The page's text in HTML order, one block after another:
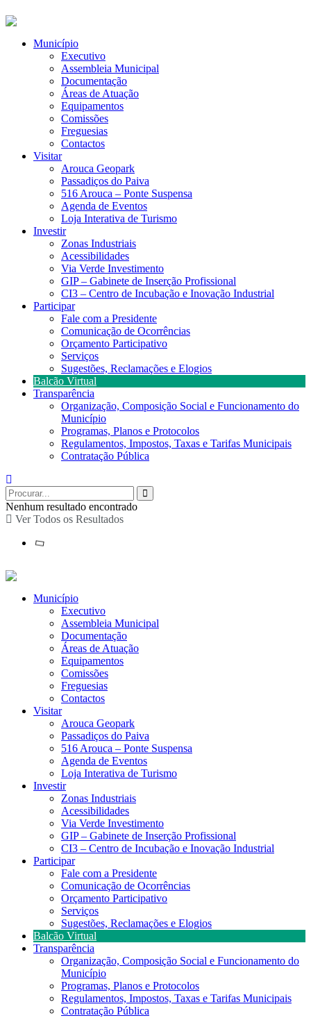
Município
Executivo
Assembleia Municipal
Documentação
Áreas de Atuação
Equipamentos
Comissões
Freguesias
Contactos
Visitar
Arouca Geopark
Passadiços do Paiva
516 Arouca – Ponte Suspensa
Agenda de Eventos
Loja Interativa de Turismo
Investir
Zonas Industriais
Acessibilidades
Via Verde Investimento
GIP – Gabinete de Inserção Profissional
CI3 – Centro de Incubação e Inovação Industrial
Participar
Fale com a Presidente
Comunicação de Ocorrências
Orçamento Participativo
Serviços
Sugestões, Reclamações e Elogios
Balcão Virtual
Transparência
Organização, Composição Social e Funcionamento do
Município
Programas, Planos e Protocolos
Regulamentos, Impostos, Taxas e Tarifas Municipais
Contratação Pública
Nenhum resultado encontrado
Ver Todos os Resultados
Município
Executivo
Assembleia Municipal
Documentação
Áreas de Atuação
Equipamentos
Comissões
Freguesias
Contactos
Visitar
Arouca Geopark
Passadiços do Paiva
516 Arouca – Ponte Suspensa
Agenda de Eventos
Loja Interativa de Turismo
Investir
Zonas Industriais
Acessibilidades
Via Verde Investimento
GIP – Gabinete de Inserção Profissional
CI3 – Centro de Incubação e Inovação Industrial
Participar
Fale com a Presidente
Comunicação de Ocorrências
Orçamento Participativo
Serviços
Sugestões, Reclamações e Elogios
Balcão Virtual
Transparência
Organização, Composição Social e Funcionamento do
Município
Programas, Planos e Protocolos
Regulamentos, Impostos, Taxas e Tarifas Municipais
Contratação Pública